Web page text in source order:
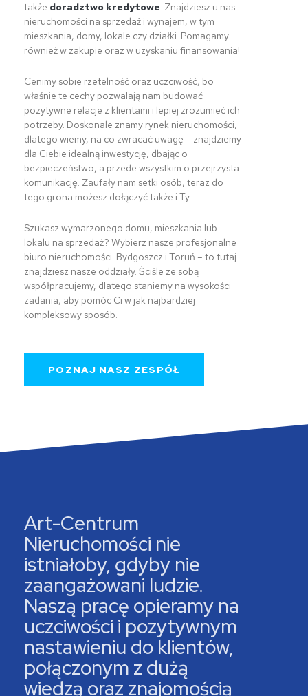
także doradztwo kredytowe. Znajdziesz u nas
nieruchomości na sprzedaż i wynajem, w tym
mieszkania, domy, lokale czy działki. Pomagamy
również w zakupie oraz w uzyskaniu finansowania!
Cenimy sobie rzetelność oraz uczciwość, bo
właśnie te cechy pozwalają nam budować
pozytywne relacje z klientami i lepiej zrozumieć ich
potrzeby. Doskonale znamy rynek nieruchomości,
dlatego wiemy, na co zwracać uwagę – znajdziemy
dla Ciebie idealną inwestycję, dbając o
bezpieczeństwo, a przede wszystkim o przejrzysta
komunikację. Zaufały nam setki osób, teraz do
tego grona możesz dołączyć także i Ty.
Szukasz wymarzonego domu, mieszkania lub
lokalu na sprzedaż? Wybierz nasze profesjonalne
biuro nieruchomości. Bydgoszcz i Toruń – to tutaj
znajdziesz nasze oddziały. Ściśle ze sobą
współpracujemy, dlatego staniemy na wysokości
zadania, aby pomóc Ci w jak najbardziej
kompleksowy sposób.
POZNAJ NASZ ZESPÓŁ
Art-Centrum
Nieruchomości nie
istniałoby, gdyby nie
zaangażowani ludzie.
Naszą pracę opieramy na
uczciwości i pozytywnym
nastawieniu do klientów,
połączonym z dużą
wiedzą oraz znajomością